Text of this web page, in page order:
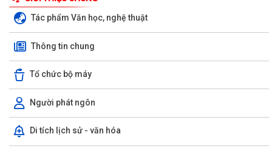
GIỚI THIỆU CHUNG
Tác phẩm Văn học, nghệ thuật
Thông tin chung